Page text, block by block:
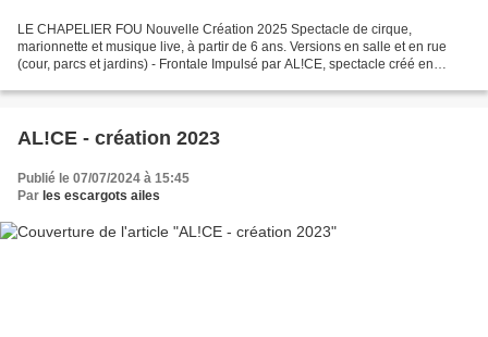
LE CHAPELIER FOU Nouvelle Création 2025 Spectacle de cirque,
marionnette et musique live, à partir de 6 ans. Versions en salle et en rue
(cour, parcs et jardins) - Frontale Impulsé par AL!CE, spectacle créé en
AL!CE - création 2023
Publié le 07/07/2024 à 15:45
Par les escargots ailes